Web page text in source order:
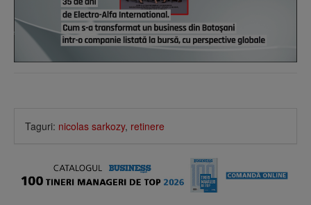
Taguri: nicolas sarkozy, retinere